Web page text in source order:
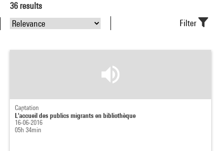
36 results
Filter
Captation
L'accueil des publics migrants en bibliothèque
16-06-2016
05h 34min